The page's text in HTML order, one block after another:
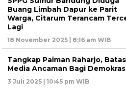
Buang Limbah Dapur ke Parit
Warga, Citarum Terancam
Lagi
18 November 2025 | 8:16 am WIB
Tangkap Paiman Raharjo,
Media Ancaman Bagi
3 Juli 2025 | 10:45 pm WIB